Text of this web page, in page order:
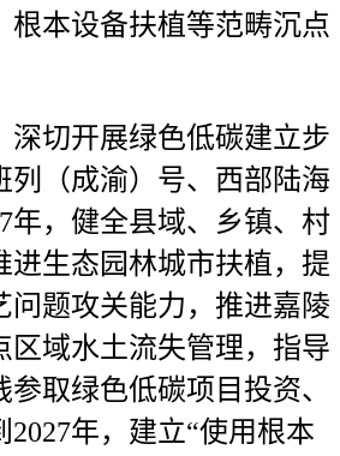
根本设备扶植等范畴沉点
切开展绿色低碳建立步
列（成渝）号、西部陆海
年，健全县域、乡镇、村
进生态园林城市扶植，提
问题攻关能力，推进嘉陵
区域水土流失管理，指导
取绿色低碳项目投资、
年，建立“使用根本